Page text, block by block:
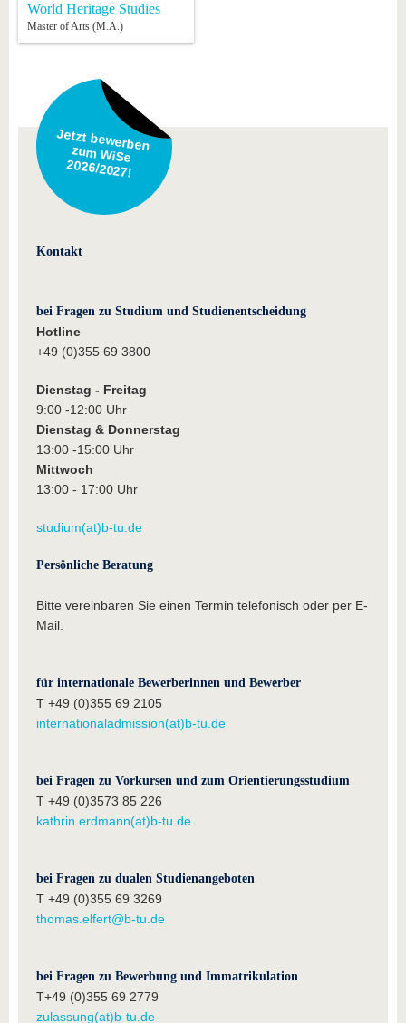
World Heritage Studies
Master of Arts (M.A.)
Jetzt bewerben
zum WiSe
2026/2027!
Kontakt
bei Fragen zu Studium und Studienentscheidung
Hotline
+49 (0)355 69 3800
Dienstag - Freitag
9:00 -12:00 Uhr
Dienstag & Donnerstag
13:00 -15:00 Uhr
Mittwoch
13:00 - 17:00 Uhr
studium(at)b-tu.de
Persönliche Beratung
Bitte vereinbaren Sie einen Termin telefonisch oder per E-
Mail.
für internationale Bewerberinnen und Bewerber
T +49 (0)355 69 2105
internationaladmission(at)b-tu.de
bei Fragen zu Vorkursen und zum Orientierungsstudium
T +49 (0)3573 85 226
kathrin.erdmann(at)b-tu.de
bei Fragen zu dualen Studienangeboten
T +49 (0)355 69 3269
thomas.elfert@b-tu.de
bei Fragen zu Bewerbung und Immatrikulation
T+49 (0)355 69 2779
zulassung(at)b-tu.de